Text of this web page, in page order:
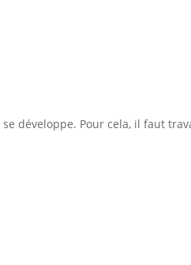
se développe. Pour cela, il faut